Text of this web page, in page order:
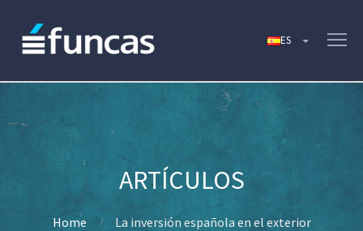
Home La inversión española en el exterior